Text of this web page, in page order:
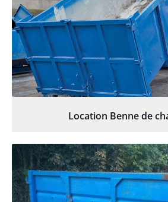
Location Benne de